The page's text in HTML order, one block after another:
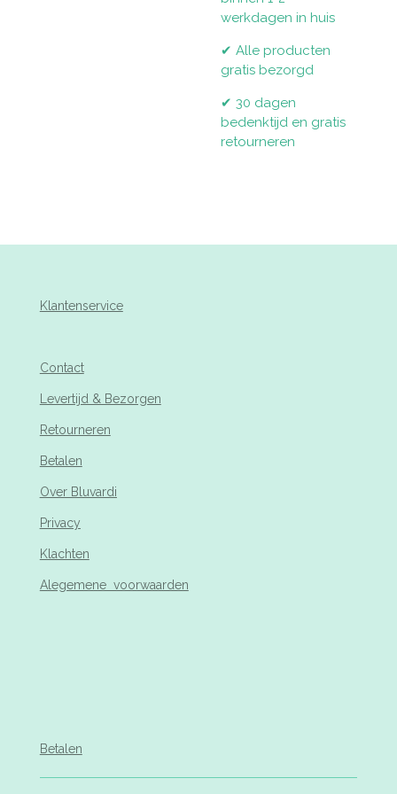
werkdagen in huis
✔ Alle producten
gratis bezorgd
✔ 30 dagen
bedenktijd en gratis
retourneren
Klantenservice
Contact
Levertijd & Bezorgen
Retourneren
Betalen
Over Bluvardi
Privacy
Klachten
Alegemene voorwaarden
Betalen